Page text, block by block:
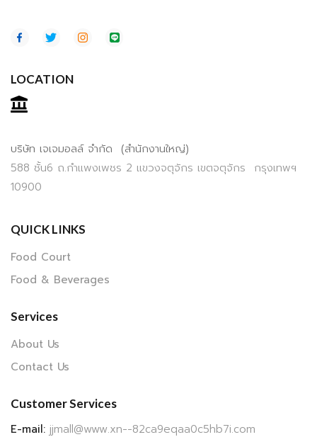
LOCATION
บริษัท เจเจมอลล์ จำกัด (สำนักงานใหญ่)
588 ชั้น6 ถ.กำแพงเพชร 2 แขวงจตุจักร เขตจตุจักร กรุงเทพฯ
10900
QUICK LINKS
Food Court
Food & Beverages
Services
About Us
Contact Us
Customer Services
E-mail: jjmall@www.xn--82ca9eqaa0c5hb7i.com